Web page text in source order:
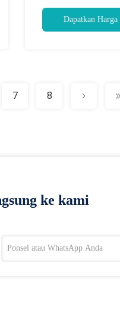
Dapatkan
7 8
ke kami